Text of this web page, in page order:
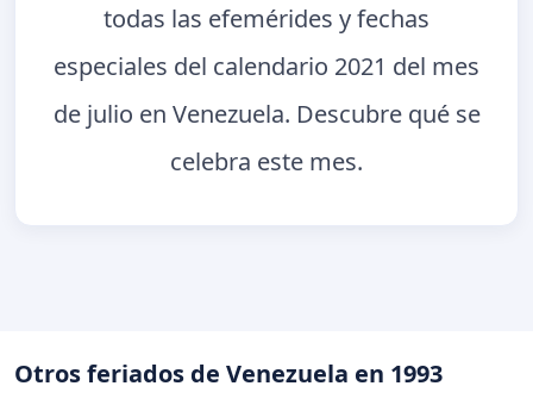
todas las efemérides y fechas
especiales del calendario 2021 del mes
de julio en Venezuela. Descubre qué se
celebra este mes.
Otros feriados de Venezuela en 1993